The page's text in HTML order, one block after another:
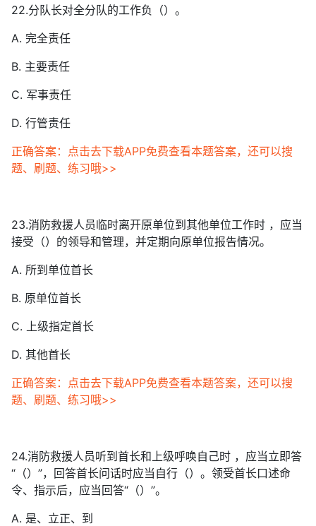
22.分队长对全分队的工作负（）。
A. 完全责任
B. 主要责任
C. 军事责任
D. 行管责任
正确答案：点击去下载APP免费查看本题答案，还可以搜
题、刷题、练习哦>>
23.消防救援人员临时离开原单位到其他单位工作时 ，应当
接受（）的领导和管理，并定期向原单位报告情况。
A. 所到单位首长
B. 原单位首长
C. 上级指定首长
D. 其他首长
正确答案：点击去下载APP免费查看本题答案，还可以搜
题、刷题、练习哦>>
24.消防救援人员听到首长和上级呼唤自己时 ，应当立即答
“（）”，回答首长问话时应当自行（）。领受首长口述命
令、指示后，应当回答“（）”。
A. 是、立正、到